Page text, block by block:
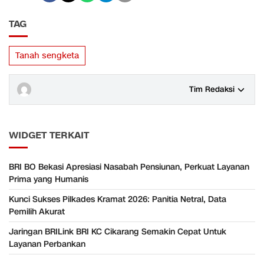
TAG
Tanah sengketa
Tim Redaksi
WIDGET TERKAIT
BRI BO Bekasi Apresiasi Nasabah Pensiunan, Perkuat Layanan
Prima yang Humanis
Kunci Sukses Pilkades Kramat 2026: Panitia Netral, Data
Pemilih Akurat
Jaringan BRILink BRI KC Cikarang Semakin Cepat Untuk
Layanan Perbankan